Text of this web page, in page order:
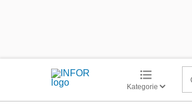
Kategorie